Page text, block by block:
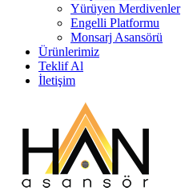
Yürüyen Merdivenler
Engelli Platformu
Monsarj Asansörü
Ürünlerimiz
Teklif Al
İletişim